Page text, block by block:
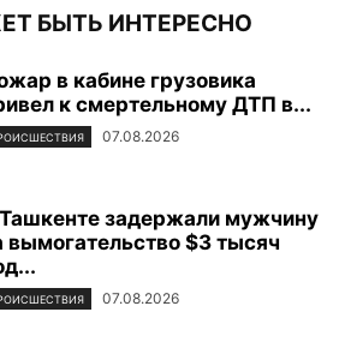
БЫТЬ ИНТЕРЕСНО
в кабине грузовика
к смертельному ДТП в...
07.08.2026
задержали мужчину
вымогательство $3 тысяч
07.08.2026